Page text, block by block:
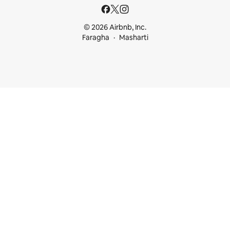
© 2026 Airbnb, Inc.
Faragha
Masharti